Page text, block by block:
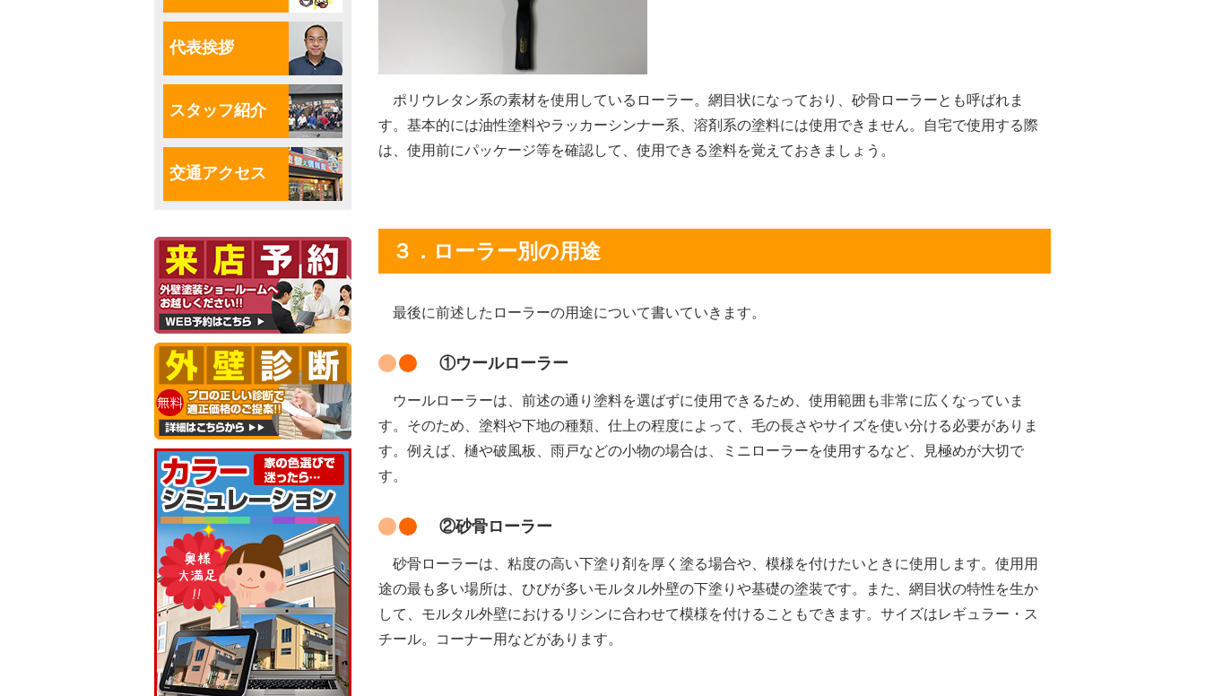
ポリウレタン系の素材を使用しているローラー。網目状になっており、砂骨ローラーとも呼ばれま
す。基本的には油性塗料やラッカーシンナー系、溶剤系の塗料には使用できません。自宅で使用する際
は、使用前にパッケージ等を確認して、使用できる塗料を覚えておきましょう。
３．ローラー別の用途
最後に前述したローラーの用途について書いていきます。
①ウールローラー
ウールローラーは、前述の通り塗料を選ばずに使用できるため、使用範囲も非常に広くなっていま
す。そのため、塗料や下地の種類、仕上の程度によって、毛の長さやサイズを使い分ける必要がありま
す。例えば、樋や破風板、雨戸などの小物の場合は、ミニローラーを使用するなど、見極めが大切で
す。
②砂骨ローラー
砂骨ローラーは、粘度の高い下塗り剤を厚く塗る場合や、模様を付けたいときに使用します。使用用
途の最も多い場所は、ひびが多いモルタル外壁の下塗りや基礎の塗装です。また、網目状の特性を生か
して、モルタル外壁におけるリシンに合わせて模様を付けることもできます。サイズはレギュラー・ス
チール。コーナー用などがあります。
代表挨拶
スタッフ紹介
交通アクセス